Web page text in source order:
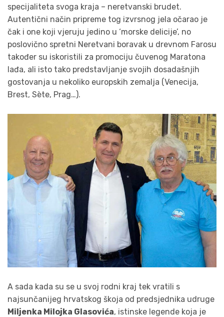
specijaliteta svoga kraja – neretvanski brudet.
Autentični način pripreme tog izvrsnog jela očarao je
čak i one koji vjeruju jedino u ‘morske delicije’, no
poslovično spretni Neretvani boravak u drevnom Farosu
također su iskoristili za promociju čuvenog Maratona
lađa, ali isto tako predstavljanje svojih dosadašnjih
gostovanja u nekoliko europskih zemalja (Venecija,
Brest, Sète, Prag…).
A sada kada su se u svoj rodni kraj tek vratili s
najsunčanijeg hrvatskog škoja od predsjednika udruge
Miljenka Milojka Glasovića, istinske legende koja je